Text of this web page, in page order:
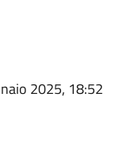
2025, 18:52